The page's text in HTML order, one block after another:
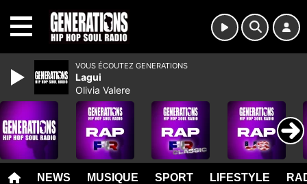
NEWS MUSIQUE SPORT LIFESTYLE
VOUS ÉCOUTEZ GENERATIONS
Lagui
Olivia Valere